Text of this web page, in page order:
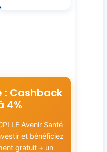
: Cashback
4%
LF Avenir Santé
et bénéficiez
gratuit + un